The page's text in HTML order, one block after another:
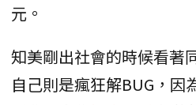
元。
知美剛出社會的時候看著
自己則是瘋狂解BUG，因